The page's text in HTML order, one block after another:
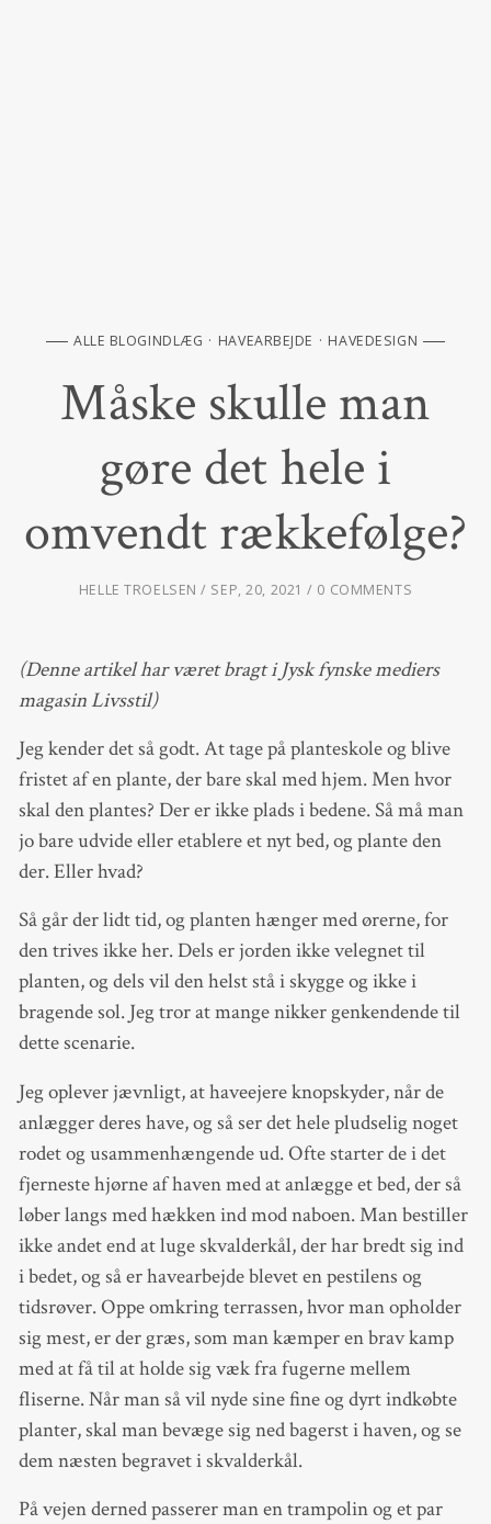
ALLE BLOGINDLÆG HAVEARBEJDE HAVEDESIGN
Måske skulle man
gøre det hele i
omvendt rækkefølge?
HELLE TROELSEN SEP, 20, 2021 0 COMMENTS
(Denne artikel har været bragt i Jysk fynske mediers
magasin Livsstil)
Jeg kender det så godt. At tage på planteskole og blive
fristet af en plante, der bare skal med hjem. Men hvor
skal den plantes? Der er ikke plads i bedene. Så må man
jo bare udvide eller etablere et nyt bed, og plante den
der. Eller hvad?
Så går der lidt tid, og planten hænger med ørerne, for
den trives ikke her. Dels er jorden ikke velegnet til
planten, og dels vil den helst stå i skygge og ikke i
bragende sol. Jeg tror at mange nikker genkendende til
dette scenarie.
Jeg oplever jævnligt, at haveejere knopskyder, når de
anlægger deres have, og så ser det hele pludselig noget
rodet og usammenhængende ud. Ofte starter de i det
fjerneste hjørne af haven med at anlægge et bed, der så
løber langs med hækken ind mod naboen. Man bestiller
ikke andet end at luge skvalderkål, der har bredt sig ind
i bedet, og så er havearbejde blevet en pestilens og
tidsrøver. Oppe omkring terrassen, hvor man opholder
sig mest, er der græs, som man kæmper en brav kamp
med at få til at holde sig væk fra fugerne mellem
fliserne. Når man så vil nyde sine fine og dyrt indkøbte
planter, skal man bevæge sig ned bagerst i haven, og se
dem næsten begravet i skvalderkål.
På vejen derned passerer man en trampolin og et par